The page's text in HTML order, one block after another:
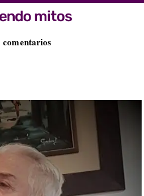
mitos
comentarios